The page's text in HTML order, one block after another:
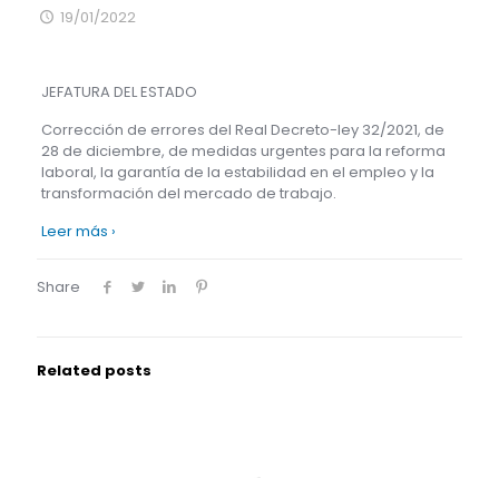
19/01/2022
JEFATURA DEL ESTADO
Corrección de errores del Real Decreto-ley 32/2021, de
28 de diciembre, de medidas urgentes para la reforma
laboral, la garantía de la estabilidad en el empleo y la
transformación del mercado de trabajo.
Leer más ›
Share
Related posts